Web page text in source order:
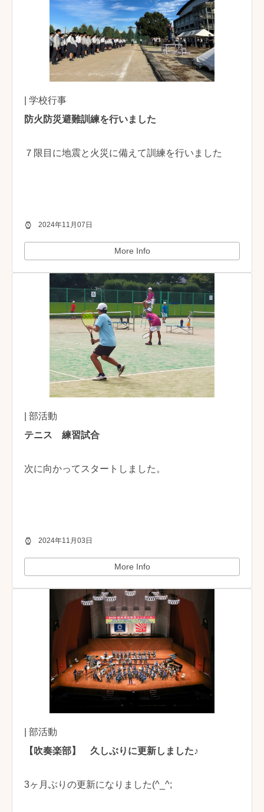
| 学校行事
防火防災避難訓練を行いました
７限目に地震と火災に備えて訓練を行いました
2024年11月07日
More Info
| 部活動
テニス 練習試合
次に向かってスタートしました。
2024年11月03日
More Info
| 部活動
【吹奏楽部】 久しぶりに更新しました♪
3ヶ月ぶりの更新になりました(^_^;